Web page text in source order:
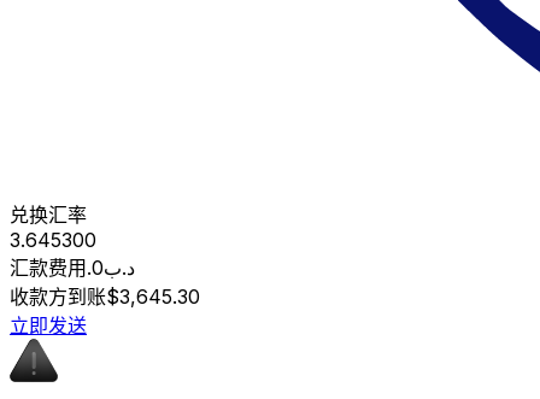
兑换汇率
3.645300
汇款费用
.د.ب0
收款方到账$3,645.30
立即发送